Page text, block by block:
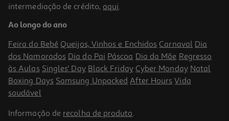
intermediação de crédito, aqui.
Ao longo do ano
Feira do Bebé Queijos, Vinhos e Enchidos Carnaval Dia
dos Namorados Dia do Pai Páscoa Dia da Mãe Regresso
às Aulas Singles' Day Black Friday Cyber Monday Natal
Boxing Days Samsung Unpacked After Hours Vida
saudável
Informação de recolha de produto.